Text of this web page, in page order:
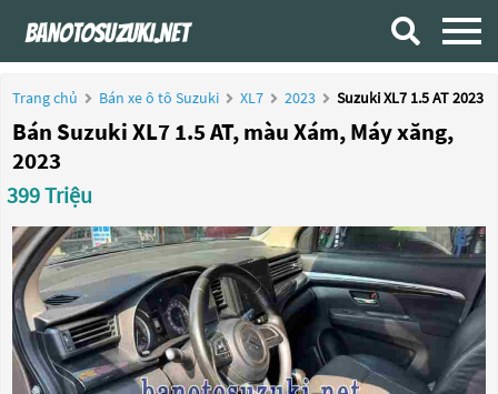
Trang chủ Bán xe ô tô Suzuki XL7 2023 Suzuki XL7 1.5 AT 2023
Bán Suzuki XL7 1.5 AT, màu Xám, Máy xăng,
2023
399 Triệu